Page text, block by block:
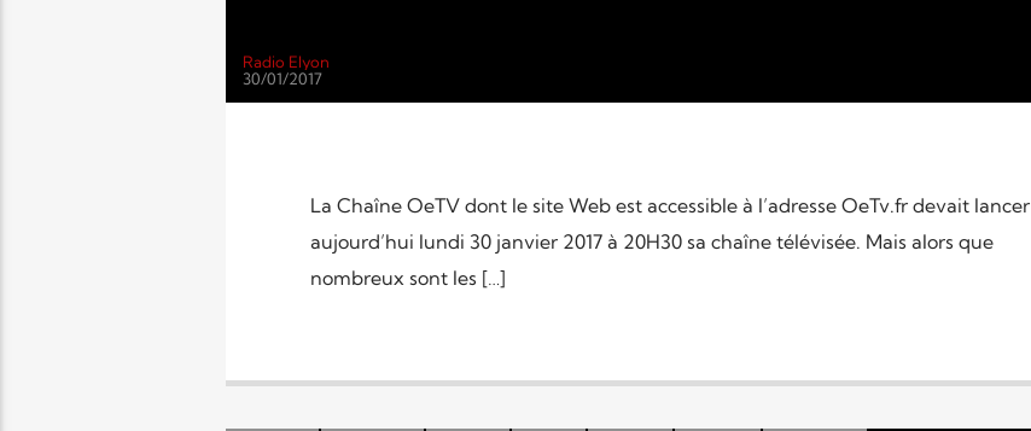
Radio Elyon
30/01/2017
La Chaîne OeTV dont le site Web est accessible à l’adresse OeTv.fr devait lancer
aujourd’hui lundi 30 janvier 2017 à 20H30 sa chaîne télévisée. Mais alors que
nombreux sont les […]